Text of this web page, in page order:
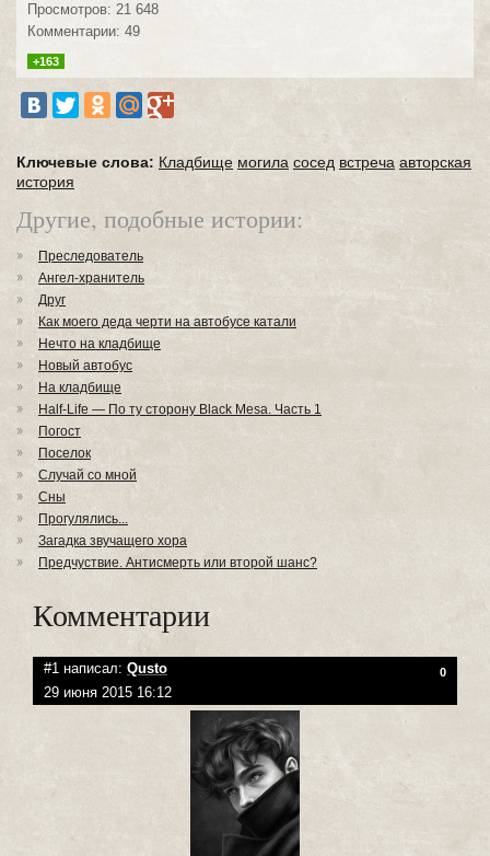
Просмотров: 21 648
Комментарии: 49
+163
Ключевые слова: Кладбище могила сосед встреча авторская
история
Другие, подобные истории:
Преследователь
Ангел-хранитель
Друг
Как моего деда черти на автобусе катали
Нечто на кладбище
Новый автобус
На кладбище
Half-Life — По ту сторону Black Mesa. Часть 1
Погост
Поселок
Случай со мной
Сны
Прогулялись...
Загадка звучащего хора
Предчуствие. Антисмерть или второй шанс?
Комментарии
#1 написал: Qusto 0
29 июня 2015 16:12